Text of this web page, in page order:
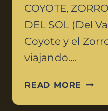
COYOTE,
DEL SOL (Del
Coyote y el
viajando….
READ MORE